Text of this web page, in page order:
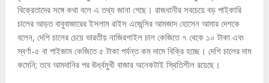
বিক্রেতাদের সঙ্গে কথা বলে এ তথ্য জানা গেছে। রাজধানীর সবচেয়ে বড় পাইকারি
চালের আড়ত বাবুবাজারের ইসলাম রাইস এজেন্সির আমজাদ হোসেন আমার দেশকে
বলেন, দেশি চালের চেয়ে ভারতীয় নাজিরশাইল চাল কেজিতে ৭ থেকে ১০ টাকা এবং
স্বর্ণা-৫ বা পাইজাম কেজিতে ৫ টাকা পর্যন্ত কম দামে বিক্রি হচ্ছে। দেশি চালের দাম
কমেনি; তবে আমদানির পর ঊর্ধ্বমুখী বাজার অনেকটাই স্থিতিশীল রয়েছে।